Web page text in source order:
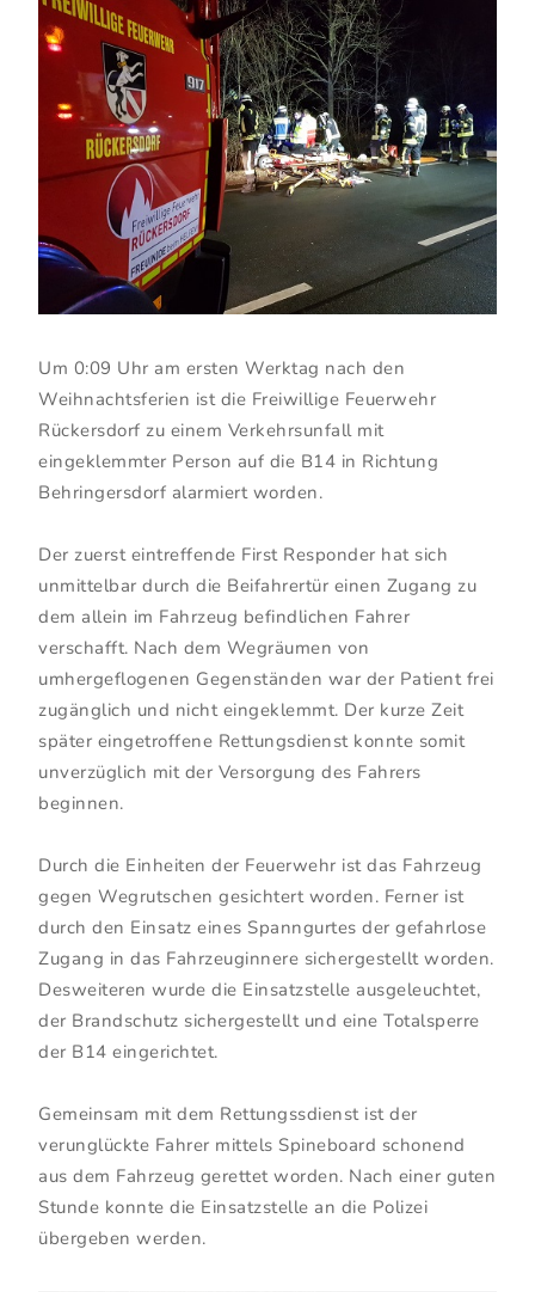
Um 0:09 Uhr am ersten Werktag nach den
Weihnachtsferien ist die Freiwillige Feuerwehr
Rückersdorf zu einem Verkehrsunfall mit
eingeklemmter Person auf die B14 in Richtung
Behringersdorf alarmiert worden.
Der zuerst eintreffende First Responder hat sich
unmittelbar durch die Beifahrertür einen Zugang zu
dem allein im Fahrzeug befindlichen Fahrer
verschafft. Nach dem Wegräumen von
umhergeflogenen Gegenständen war der Patient frei
zugänglich und nicht eingeklemmt. Der kurze Zeit
später eingetroffene Rettungsdienst konnte somit
unverzüglich mit der Versorgung des Fahrers
beginnen.
Durch die Einheiten der Feuerwehr ist das Fahrzeug
gegen Wegrutschen gesichtert worden. Ferner ist
durch den Einsatz eines Spanngurtes der gefahrlose
Zugang in das Fahrzeuginnere sichergestellt worden.
Desweiteren wurde die Einsatzstelle ausgeleuchtet,
der Brandschutz sichergestellt und eine Totalsperre
der B14 eingerichtet.
Gemeinsam mit dem Rettungssdienst ist der
verunglückte Fahrer mittels Spineboard schonend
aus dem Fahrzeug gerettet worden. Nach einer guten
Stunde konnte die Einsatzstelle an die Polizei
übergeben werden.